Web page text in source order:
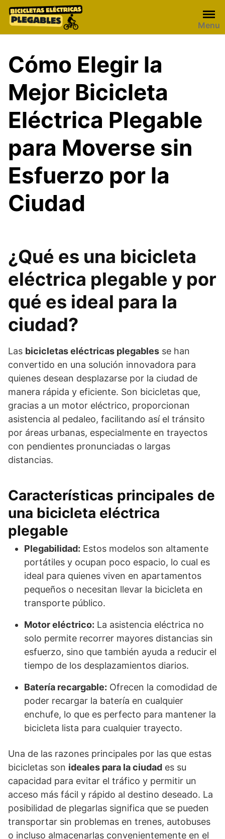
Skip
Menu
Cómo Elegir la
Mejor Bicicleta
Eléctrica Plegable
para Moverse sin
Esfuerzo por la
Ciudad
¿Qué es una bicicleta
eléctrica plegable y por
qué es ideal para la
ciudad?
Las bicicletas eléctricas plegables se han
convertido en una solución innovadora para
quienes desean desplazarse por la ciudad de
manera rápida y eficiente. Son bicicletas que,
gracias a un motor eléctrico, proporcionan
asistencia al pedaleo, facilitando así el tránsito
por áreas urbanas, especialmente en trayectos
con pendientes pronunciadas o largas
distancias.
Características principales de
una bicicleta eléctrica
plegable
Plegabilidad: Estos modelos son altamente
portátiles y ocupan poco espacio, lo cual es
ideal para quienes viven en apartamentos
pequeños o necesitan llevar la bicicleta en
transporte público.
Motor eléctrico: La asistencia eléctrica no
solo permite recorrer mayores distancias sin
esfuerzo, sino que también ayuda a reducir el
tiempo de los desplazamientos diarios.
Batería recargable: Ofrecen la comodidad de
poder recargar la batería en cualquier
enchufe, lo que es perfecto para mantener la
bicicleta lista para cualquier trayecto.
Una de las razones principales por las que estas
bicicletas son ideales para la ciudad es su
capacidad para evitar el tráfico y permitir un
acceso más fácil y rápido al destino deseado. La
posibilidad de plegarlas significa que se pueden
transportar sin problemas en trenes, autobuses
o incluso almacenarlas convenientemente en el